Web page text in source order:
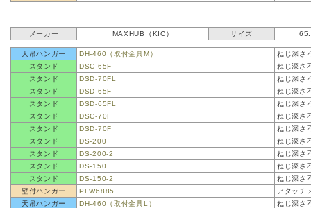
メーカー MAXHUB（KIC） サイズ
天吊ハンガー DH-460（取付金具M）
ねじ深さ
スタンド
DSC-65F
ねじ深さ
スタンド
DSD-70FL
ねじ深さ
スタンド
DSD-65F
ねじ深さ
スタンド
DSD-65FL
ねじ深さ
スタンド
DSC-70F
ねじ深さ
スタンド
DSD-70F
ねじ深さ
スタンド
DS-200
ねじ深さ
スタンド
DS-200-2
ねじ深さ
スタンド
DS-150
ねじ深さ
スタンド
DS-150-2
ねじ深さ
壁付ハンガー
PFW6885
アタッチ
天吊ハンガー
DH-460（取付金具L）
ねじ深さ